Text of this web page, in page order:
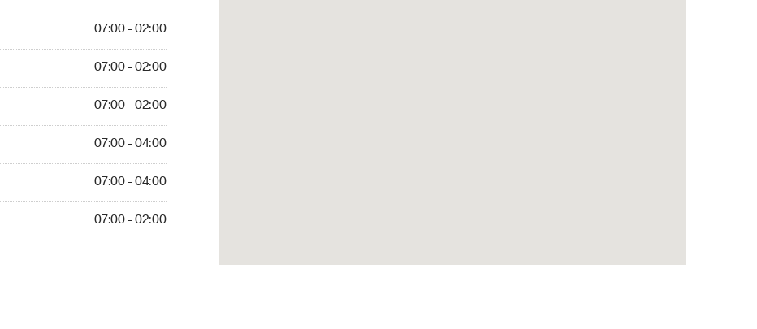
07:00 - 02:00
07:00 - 02:00
07:00 - 02:00
07:00 - 04:00
07:00 - 04:00
07:00 - 02:00